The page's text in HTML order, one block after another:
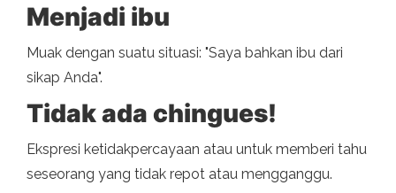
Menjadi ibu
Muak dengan suatu situasi: "Saya bahkan ibu dari
sikap Anda".
Tidak ada chingues!
Ekspresi ketidakpercayaan atau untuk memberi tahu
seseorang yang tidak repot atau mengganggu.